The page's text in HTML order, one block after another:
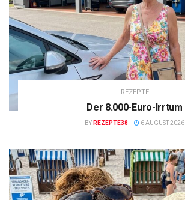
REZEPTE
Der 8.000-Euro-Irrtum
BY REZEPTE38 6 AUGUST 2026